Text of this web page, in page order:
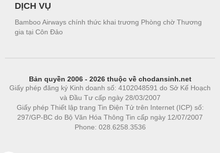
DỊCH VỤ
Bamboo Airways chính thức khai trương Phòng chờ Thương
gia tại Côn Đảo
Bản quyền 2006 - 2026 thuộc về chodansinh.net
Giấy phép đăng ký Kinh doanh số: 4102048591 do Sở Kế Hoạch
và Đầu Tư cấp ngày 28/03/2007
Giấy phép Thiết lập trang Tin Điện Tử trên Internet (ICP) số:
297/GP-BC do Bộ Văn Hóa Thông Tin cấp ngày 12/07/2007
Phone: 028.6258.3536